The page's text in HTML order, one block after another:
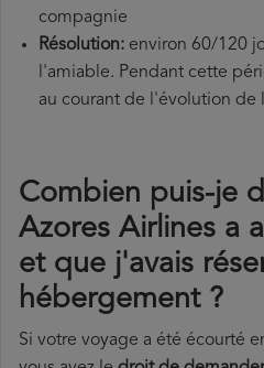
compagnie
Résolution: environ 60/120
l'amiable. Pendant cette
au courant de l'évolution de
Combien puis-je
Azores Airlines a
et que j'avais
hébergement ?
Si votre voyage a été écourté